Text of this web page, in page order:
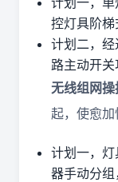
控灯具阶梯
计划二，
路主动开关
无线组网操
起，使愈加
计划一，
器手动分组